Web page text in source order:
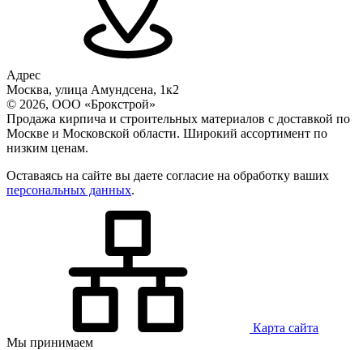
Адрес
Москва, улица Амундсена, 1к2
© 2026, ООО «Брокстрой»
Продажа кирпича и строительных материалов с доставкой по
Москве и Московской области. Широкий ассортимент по
низким ценам.
Оставаясь на сайте вы даете согласие на обработку ваших
персональных данных.
Карта сайта
Мы принимаем